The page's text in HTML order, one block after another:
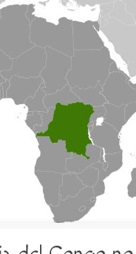
access array offset on
public_html/
line 1611